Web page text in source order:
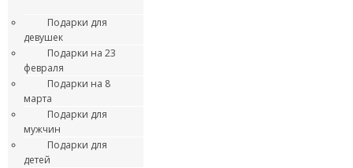
Подарки для
девушек
Подарки на 23
февраля
Подарки на 8
марта
Подарки для
мужчин
Подарки для
детей